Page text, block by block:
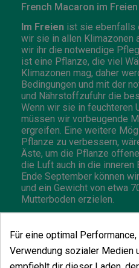
French Macaron im
Im Freien ist sie ebenfalls
wir sie in allen Klimazonen
wir ihr die notwendige
ist eine Pflanze, die viel
Klimazonen mag, daher
Bedingungen und mit der
und Nährstoffzufuhr die
Wenn wir sie in feuchteren
müssen wir vorbeugende
ergreifen. Eine weitere
Pflanze zu verbessern,
Äste, um die Pflanze
die Luft auch in die inneren
Ende September können
und ein Gewicht von etwa
Mutterboden erzielen.
Geschmack ist die
Noten vonTreibstoff und
Für eine optimal
Verwendung sozialer Medien